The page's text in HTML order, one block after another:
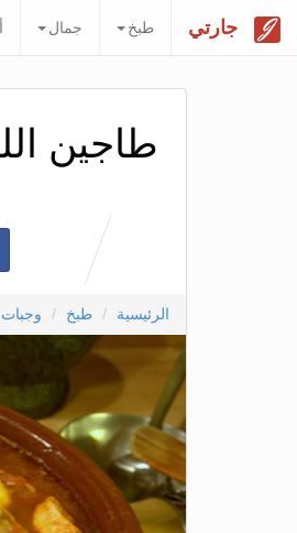
جارتي طبخ جمال
طاجين
الرئيسية طبخ وجبات